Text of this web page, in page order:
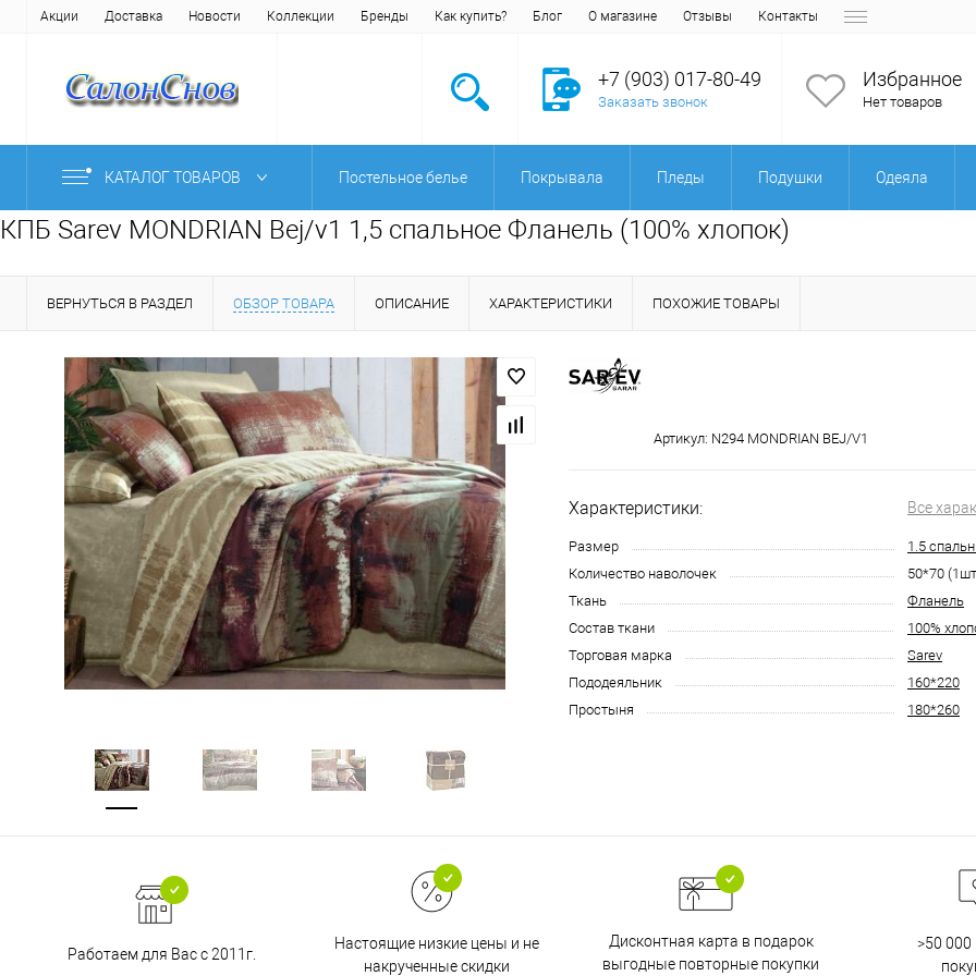
Акции Доставка Новости Коллекции Бренды Как купить? Блог О магазине Отзывы Контакты
+7 (903) 017-80-49
Заказать звонок
Избранное
Нет товаров
КАТАЛОГ ТОВАРОВ Постельное белье Покрывала Пледы Подушки Одеяла
КПБ Sarev MONDRIAN Bej/v1 1,5 спальное Фланель (100% хлопок)
ВЕРНУТЬСЯ В РАЗДЕЛ ОБЗОР ТОВАРА ОПИСАНИЕ ХАРАКТЕРИСТИКИ ПОХОЖИЕ ТОВАРЫ
Артикул: N294 MONDRIAN BEJ/V1
Характеристики: Все
Размер
1.5
Количество наволочек
50*70
Ткань
Фланель
Состав ткани
100%
Торговая марка
Sarev
Пододеяльник
160*220
Простыня
180*260
Работаем для Вас с 2011г.
Настоящие низкие цены и не
накрученные скидки
Дисконтная карта в подарок
выгодные повторные покупки
>50